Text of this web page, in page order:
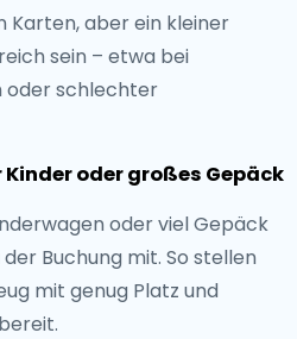
Karten, aber ein kleiner
sein – etwa bei
oder schlechter
Kinder oder großes Gepäck
oder viel Gepäck
Buchung mit. So stellen
mit genug Platz und